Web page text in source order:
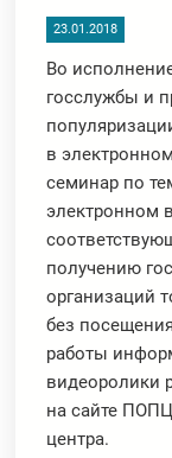
23.01.2018
Во
госслужбы и
в
семинар по
электронном
получению
организаций
без
работы
видеоролики
на сайте
центра.